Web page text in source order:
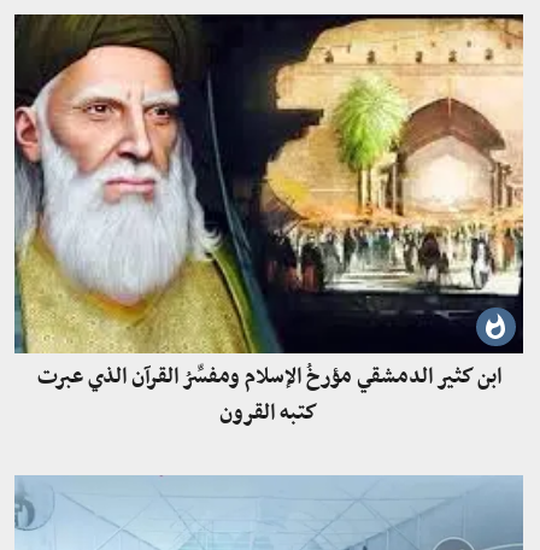
ابن كثير الدمشقي مؤرخُ الإسلام ومفسِّرُ القرآن الذي عبرت
كتبه القرون